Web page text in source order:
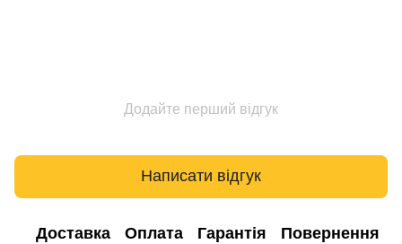
Додайте перший відгук
Написати відгук
Доставка Оплата Гарантія Повернення